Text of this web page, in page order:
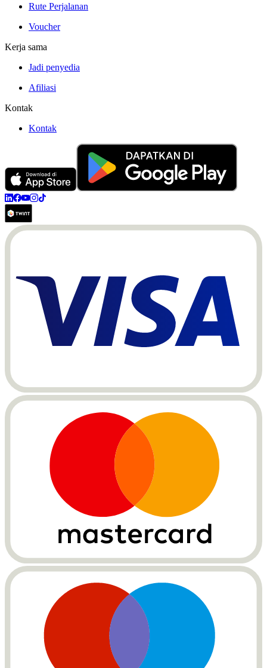
Rute Perjalanan
Voucher
Kerja sama
Jadi penyedia
Afiliasi
Kontak
Kontak